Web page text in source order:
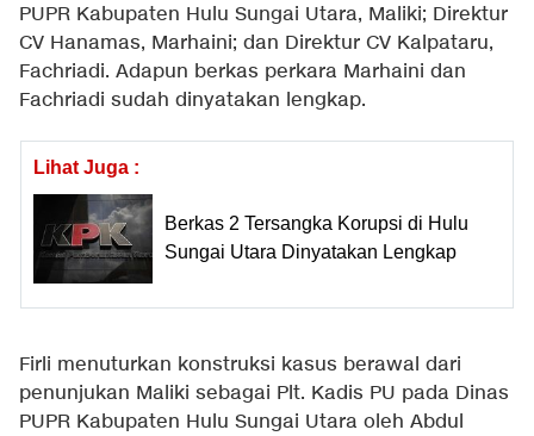
PUPR Kabupaten Hulu Sungai Utara, Maliki; Direktur
CV Hanamas, Marhaini; dan Direktur CV Kalpataru,
Fachriadi. Adapun berkas perkara Marhaini dan
Fachriadi sudah dinyatakan lengkap.
Lihat Juga :
Berkas 2 Tersangka Korupsi di Hulu
Sungai Utara Dinyatakan Lengkap
Firli menuturkan konstruksi kasus berawal dari
penunjukan Maliki sebagai Plt. Kadis PU pada Dinas
PUPR Kabupaten Hulu Sungai Utara oleh Abdul